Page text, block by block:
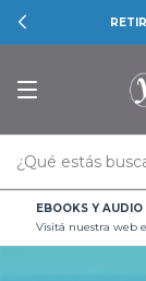
EBOOKS Y AUDIO
Visitá nuestra web